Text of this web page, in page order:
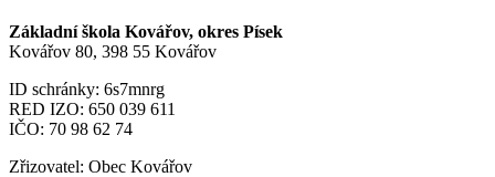
Základní škola Kovářov, okres Písek
Kovářov 80, 398 55 Kovářov
ID schránky: 6s7mnrg
RED IZO: 650 039 611
IČO: 70 98 62 74
Zřizovatel: Obec Kovářov